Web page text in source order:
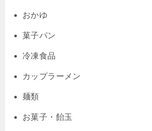
おかゆ
菓子パン
冷凍食品
カップラーメン
麺類
お菓子・飴玉